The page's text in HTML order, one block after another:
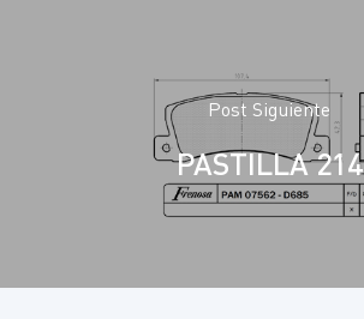
Post Siguiente
PASTILLA 214